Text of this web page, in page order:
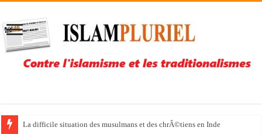
La difficile situation des musulmans et des chrÃ©tiens en Inde